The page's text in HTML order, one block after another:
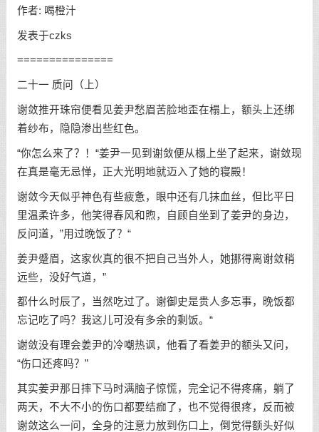
作者: 喝橙汁
发表于czks
===============
二十一 质问（上）
谢敛推开珠帘便看见姜尹愁眉苦脸地歪在榻上，额头上还绑
着纱布，隐隐渗出些红色。
“你怎么来了？！“姜尹一见到谢敛便从榻上坐了起来，谢敛现
在真是毫无忌惮，正大光明地就迈入了她的寝殿！
谢敛今天似乎神色有些疲惫，眼中还有几抹血丝，但比平日
里温柔许多，他笑得春风和煦，自顾自坐到了姜尹的身边，
反问道，”用过晚饭了？“
姜尹蹙眉，这家伙真的很不把自己当外人，她挪得离谢敛稍
远些，没好气道，”
都什么时辰了，当然吃过了。谢御史是贵人多忘事，晚饭都
忘记吃了吗？我这儿可没有多余的剩饭。“
谢敛没有理会姜尹的冷嘲热讽，他看了看姜尹的额头又问，
“伤口还疼吗？”
其实姜尹那日摔下马时满脑子惊慌，完全记不得疼痛，躺了
两天，不大不小的伤口都要结痂了，也不觉得很疼，反而被
谢敛这么一问，全身的注意力放到伤口上，倒觉得额头好似